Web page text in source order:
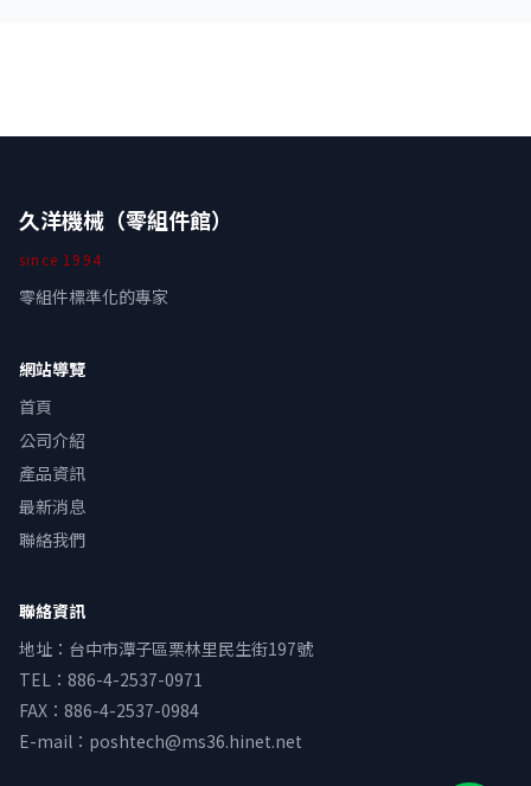
久洋機械（零組件館）
since 1994
零組件標準化的專家
網站導覽
首頁
公司介紹
產品資訊
最新消息
聯絡我們
聯絡資訊
地址 ： 台中市潭子區栗林里民生街197號
TEL： 886-4-2537-0971
FAX： 886-4-2537-0984
E-mail： poshtech@ms36.hinet.net